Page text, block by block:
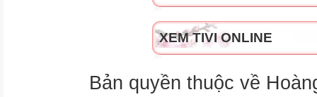
XEM TIVI ONLINE
Bản quyền thuộc về